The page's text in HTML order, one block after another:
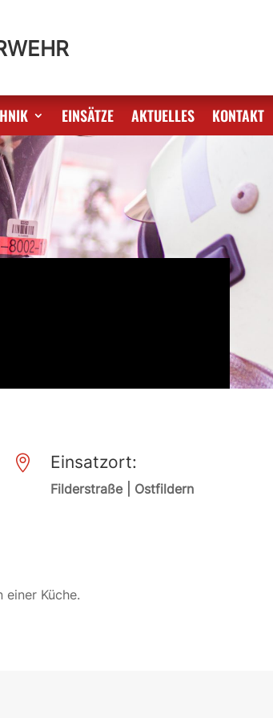
EINSÄTZE AKTUELLES KONTAKT
 Einsatzort:
Filderstraße | Ostfildern
Küche.